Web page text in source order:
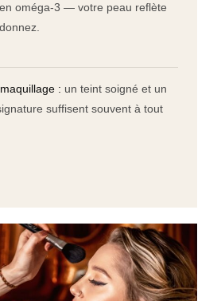
oméga-3 — votre peau reflète
: un teint soigné et un
suffisent souvent à tout